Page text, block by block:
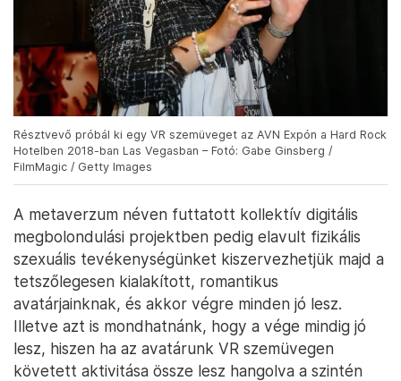
Résztvevő próbál ki egy VR szemüveget az AVN Expón a Hard Rock
Hotelben 2018-ban Las Vegasban – Fotó: Gabe Ginsberg /
FilmMagic / Getty Images
A metaverzum néven futtatott kollektív digitális
megbolondulási projektben pedig elavult fizikális
szexuális tevékenységünket kiszervezhetjük majd a
tetszőlegesen kialakított, romantikus
avatárjainknak, és akkor végre minden jó lesz.
Illetve azt is mondhatnánk, hogy a vége mindig jó
lesz, hiszen ha az avatárunk VR szemüvegen
követett aktivitása össze lesz hangolva a szintén